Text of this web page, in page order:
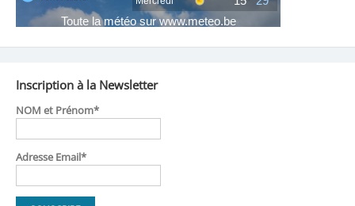
Inscription à la Newsletter
NOM et Prénom*
Adresse Email*